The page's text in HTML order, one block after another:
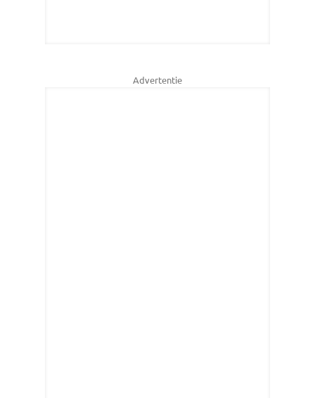
Advertentie